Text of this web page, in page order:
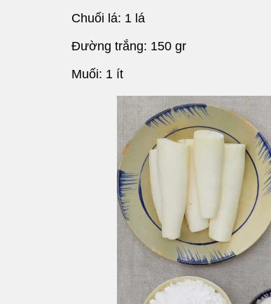
Chuối lá: 1 lá
Đường trắng: 150 gr
Muối: 1 ít